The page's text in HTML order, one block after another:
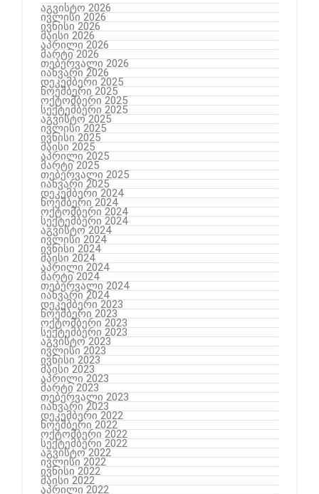
აგვისტო 2026
ივლისი 2026
ივნისი 2026
მაისი 2026
აპრილი 2026
მარტი 2026
თებერვალი 2026
იანვარი 2026
დეკემბერი 2025
ნოემბერი 2025
ოქტომბერი 2025
სექტემბერი 2025
აგვისტო 2025
ივლისი 2025
ივნისი 2025
მაისი 2025
აპრილი 2025
მარტი 2025
თებერვალი 2025
იანვარი 2025
დეკემბერი 2024
ნოემბერი 2024
ოქტომბერი 2024
სექტემბერი 2024
აგვისტო 2024
ივლისი 2024
ივნისი 2024
მაისი 2024
აპრილი 2024
მარტი 2024
თებერვალი 2024
იანვარი 2024
დეკემბერი 2023
ნოემბერი 2023
ოქტომბერი 2023
სექტემბერი 2023
აგვისტო 2023
ივლისი 2023
ივნისი 2023
მაისი 2023
აპრილი 2023
მარტი 2023
თებერვალი 2023
იანვარი 2023
დეკემბერი 2022
ნოემბერი 2022
ოქტომბერი 2022
სექტემბერი 2022
აგვისტო 2022
ივლისი 2022
ივნისი 2022
მაისი 2022
აპრილი 2022